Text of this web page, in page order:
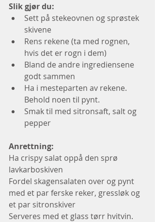
Slik gjør du:
Sett på stekeovnen og sprøstek
skivene
Rens rekene (ta med rognen,
hvis det er rogn i dem)
Bland de andre ingrediensene
godt sammen
Ha i mesteparten av rekene.
Behold noen til pynt.
Smak til med sitronsaft, salt og
pepper
Anrettning:
Ha crispy salat oppå den sprø
lavkarboskiven
Fordel skagensalaten over og pynt
med et par ferske reker, gressløk og
et par sitronskiver
Serveres med et glass tørr hvitvin.